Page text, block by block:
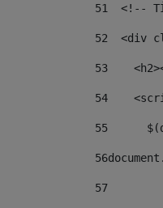
51
<!--
52
<div
53
54
55
56
57